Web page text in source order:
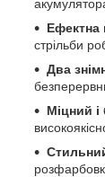
Ефектна
стрільби
Два
Міцний і